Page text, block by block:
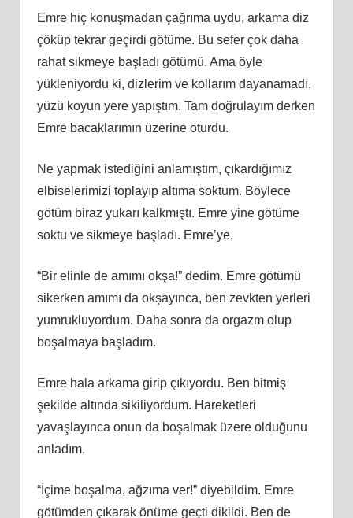
Emre hiç konuşmadan çağrıma uydu, arkama diz
çöküp tekrar geçirdi götüme. Bu sefer çok daha
rahat sikmeye başladı götümü. Ama öyle
yükleniyordu ki, dizlerim ve kollarım dayanamadı,
yüzü koyun yere yapıştım. Tam doğrulayım derken
Emre bacaklarımın üzerine oturdu.
Ne yapmak istediğini anlamıştım, çıkardığımız
elbiselerimizi toplayıp altıma soktum. Böylece
götüm biraz yukarı kalkmıştı. Emre yine götüme
soktu ve sikmeye başladı. Emre’ye,
“Bir elinle de amımı okşa!” dedim. Emre götümü
sikerken amımı da okşayınca, ben zevkten yerleri
yumrukluyordum. Daha sonra da orgazm olup
boşalmaya başladım.
Emre hala arkama girip çıkıyordu. Ben bitmiş
şekilde altında sikiliyordum. Hareketleri
yavaşlayınca onun da boşalmak üzere olduğunu
anladım,
“İçime boşalma, ağzıma ver!” diyebildim. Emre
götümden çıkarak önüme geçti dikildi. Ben de